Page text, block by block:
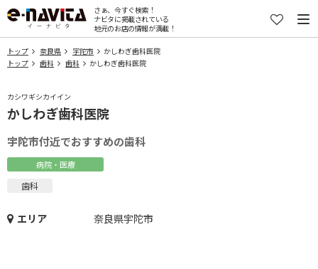
さぁ、今すぐ検索！
ナビタに掲載されている
地元のお店の情報が満載！
トップ 奈良県 宇陀市
かしわぎ歯科医院
トップ
歯科 歯科 かしわぎ歯科医院
カシワギシカイイン
かしわぎ歯科医院
宇陀市付近でおすすめの歯科
病院・医療
歯科
エリア 奈良県宇陀市